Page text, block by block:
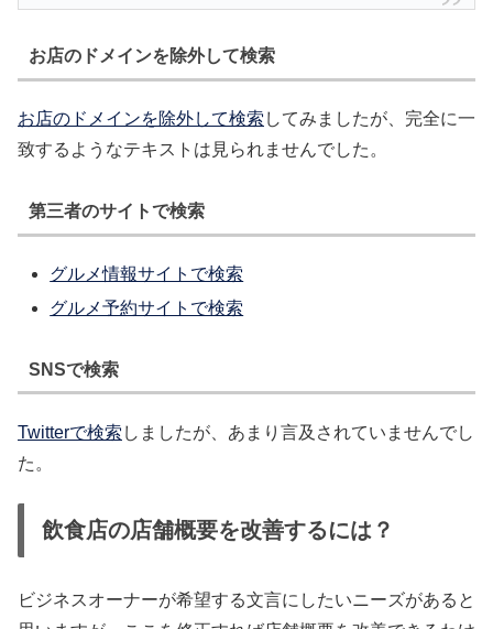
お店のドメインを除外して検索
お店のドメインを除外して検索 してみましたが、完全に一
致するようなテキストは見られませんでした。
第三者のサイトで検索
グルメ情報サイトで検索
グルメ予約サイトで検索
SNSで検索
Twitterで検索 しましたが、あまり言及されていませんでし
た。
飲食店の店舗概要を改善するには？
ビジネスオーナーが希望する文言にしたいニーズがあると